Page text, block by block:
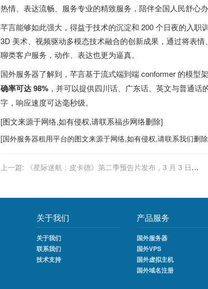
热情、表达流畅、服务专业的精致服务，陪伴全国人民舒心办
芊言能够如此强大，得益于技术的沉淀和 200 个日夜的入职
3D 美术、视频驱动多模态技术融合的创新成果，通过将表
聊类客户服务，动作、表达也更为逼真。
国外服务器了解到，芊言基于流式端到端 conformer 的模型
确率可达 98% ，并可以提供四川话、广东话、英文与普通
字，响应速度可达毫秒级。
[图文来源于网络,如有侵权,请联系福步网络删除]
[国外服务器租用平台的图文来源于网络,如有侵权,请联系我们删
上一篇:
《星际迷航：皮卡德》第二季预告片发布，3 月 3 日开
关于我们
关于我们
联系我们
技术支持
产品服务
国外服务器
国外VPS
国外虚拟主机
国外域名注册